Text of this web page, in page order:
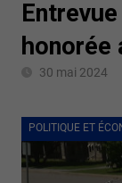
honorée
30 mai 2024
POLITIQUE ET